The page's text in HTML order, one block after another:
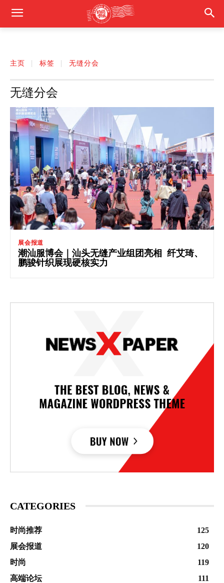
主页 标签 无缝分会
无缝分会
展会报道
潮汕服博会｜汕头无缝产业组团亮相 纤艾琦、
鹏骏针织展现硬核实力
CATEGORIES
时尚推荐
125
展会报道
120
时尚
119
高端论坛
111